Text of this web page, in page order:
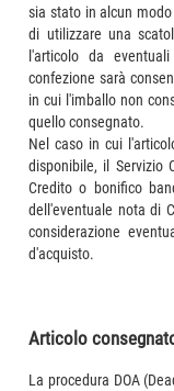
sia stato in alcun
di utilizzare una
l'articolo da
confezione sarà
in cui l'imballo non
quello consegnato.
Nel caso in cui
disponibile, il Servizio
Credito o bonifico
dell'eventuale nota di
considerazione
d'acquisto.
Articolo
La procedura DOA